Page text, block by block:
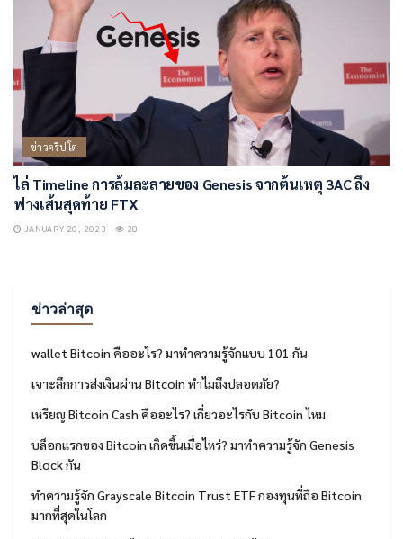
ข่าวคริปโต
ไล่ Timeline การล้มละลายของ Genesis จากต้นเหตุ 3AC ถึง
ฟางเส้นสุดท้าย FTX
JANUARY 20, 2023 28
ข่าวล่าสุด
wallet Bitcoin คืออะไร? มาทำความรู้จักแบบ 101 กัน
เจาะลึกการส่งเงินผ่าน Bitcoin ทำไมถึงปลอดภัย?
เหรียญ Bitcoin Cash คืออะไร? เกี่ยวอะไรกับ Bitcoin ไหม
บล็อกแรกของ Bitcoin เกิดขึ้นเมื่อไหร่? มาทำความรู้จัก Genesis
Block กัน
ทำความรู้จัก Grayscale Bitcoin Trust ETF กองทุนที่ถือ Bitcoin
มากที่สุดในโลก